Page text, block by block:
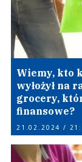
Wiemy, kto
wyłożył na
grocery,
finansowe?
21.02.2024 /